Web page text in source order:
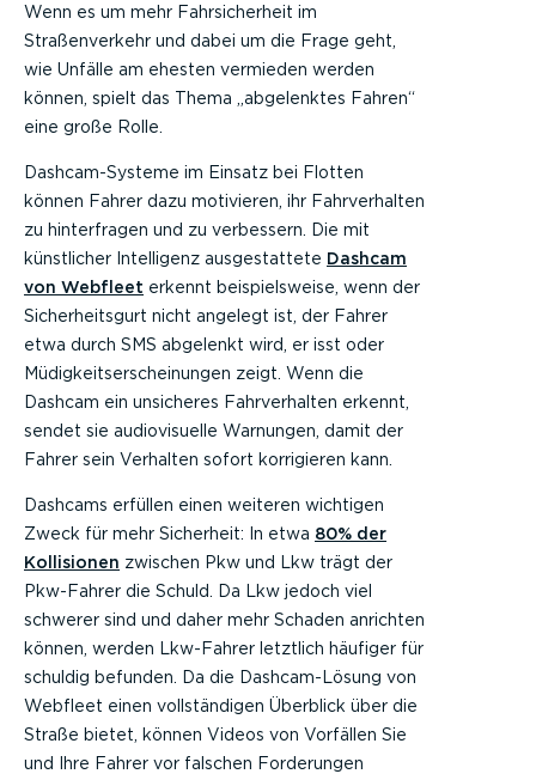
Wenn es um mehr Fahrsicherheit im
Straßenverkehr und dabei um die Frage geht,
wie Unfälle am ehesten vermieden werden
können, spielt das Thema „abgelenktes Fahren“
eine große Rolle.
Dashcam-Systeme im Einsatz bei Flotten
können Fahrer dazu motivieren, ihr Fahrverhalten
zu hinterfragen und zu verbessern. Die mit
künstlicher Intelligenz ausgestattete Dashcam
von Webfleet erkennt beispielsweise, wenn der
Sicherheitsgurt nicht angelegt ist, der Fahrer
etwa durch SMS abgelenkt wird, er isst oder
Müdigkeitserscheinungen zeigt. Wenn die
Dashcam ein unsicheres Fahrverhalten erkennt,
sendet sie audiovisuelle Warnungen, damit der
Fahrer sein Verhalten sofort korrigieren kann.
Dashcams erfüllen einen weiteren wichtigen
Zweck für mehr Sicherheit: In etwa 80% der
Kollisionen zwischen Pkw und Lkw trägt der
Pkw-Fahrer die Schuld. Da Lkw jedoch viel
schwerer sind und daher mehr Schaden anrichten
können, werden Lkw-Fahrer letztlich häufiger für
schuldig befunden. Da die Dashcam-Lösung von
Webfleet einen vollständigen Überblick über die
Straße bietet, können Videos von Vorfällen Sie
und Ihre Fahrer vor falschen Forderungen